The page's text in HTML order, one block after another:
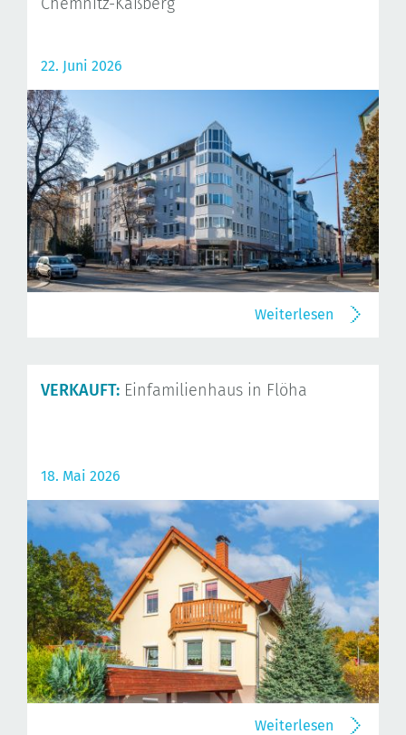
22. Juni 2026
Weiterlesen
VERKAUFT: Einfamilienhaus in Flöha
18. Mai 2026
Weiterlesen